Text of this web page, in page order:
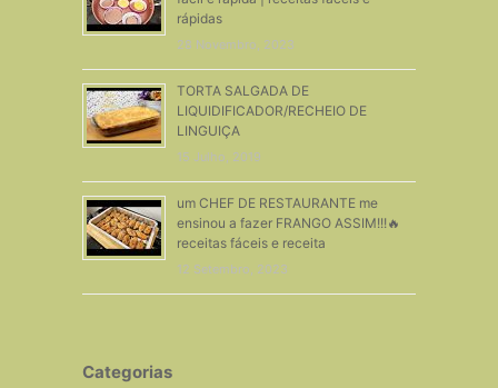
rápidas
28 Novembro, 2023
TORTA SALGADA DE
LIQUIDIFICADOR/RECHEIO DE
LINGUIÇA
15 Julho, 2019
um CHEF DE RESTAURANTE me
ensinou a fazer FRANGO ASSIM!!!🔥
receitas fáceis e receita
12 Setembro, 2023
Categorias